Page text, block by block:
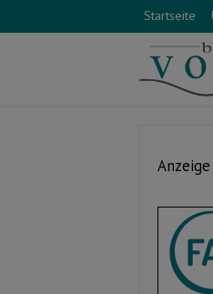
Startseite
Anzeige